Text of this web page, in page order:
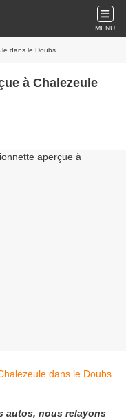
MENU
dans le Doubs
à Chalezeule
autos, nous relayons